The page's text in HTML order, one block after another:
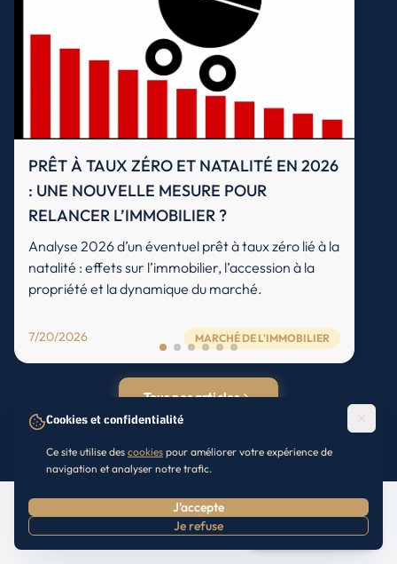
Prendre RDV
PRÊT À TAUX ZÉRO ET NATALITÉ EN 2026
: UNE NOUVELLE MESURE POUR
RELANCER L’IMMOBILIER ?
Analyse 2026 d’un éventuel prêt à taux zéro lié à la
natalité : effets sur l’immobilier, l’accession à la
propriété et la dynamique du marché.
7/20/2026 MARCHÉ DE L'IMMOBILIER
Tous nos articles
Cookies et confidentialité
Ce site utilise des cookies pour améliorer votre expérience de
navigation et analyser notre trafic.
J'accepte
Je refuse